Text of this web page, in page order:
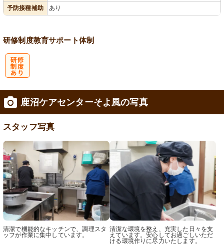
予防接種補助
あり
研修制度教育サポート体制
鹿沼ケアセンターそよ風の写真
スタッフ写真
清潔で機能的なキッチンで、調理スタ
ッフが作業に集中しています。
清潔な環境を整え、充実した日々を支
えています。安心してお過ごしいただ
ける環境作りに尽力いたします。